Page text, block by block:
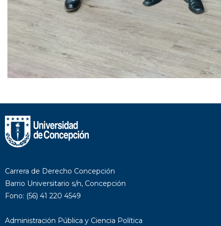
Carrera de Derecho Concepción
Barrio Universitario s/n, Concepción
Fono: (56) 41 220 4549
Administración Pública y Ciencia Política